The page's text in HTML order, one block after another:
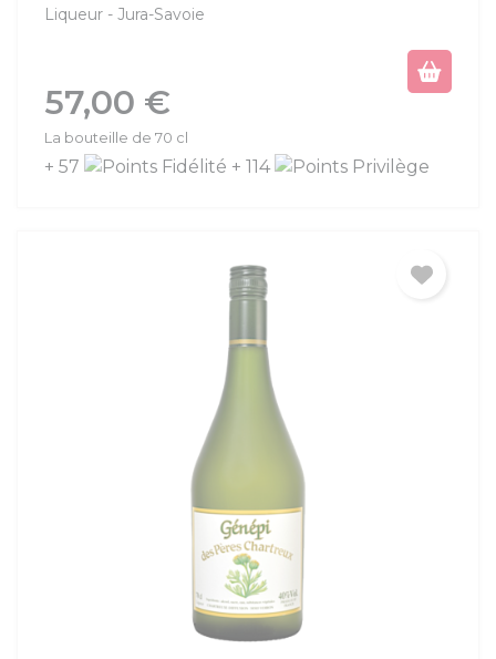
Liqueur Jura-Savoie
Prix
57,00 €
La bouteille de 70 cl
+ 57 + 114